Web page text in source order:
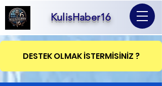
KulisHaber16
DESTEK OLMAK İSTERMİSİNİZ ?